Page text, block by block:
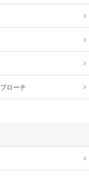
ブローチ